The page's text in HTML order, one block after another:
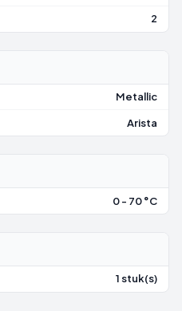
2
Metallic
Arista
0 - 70 °C
1 stuk(s)